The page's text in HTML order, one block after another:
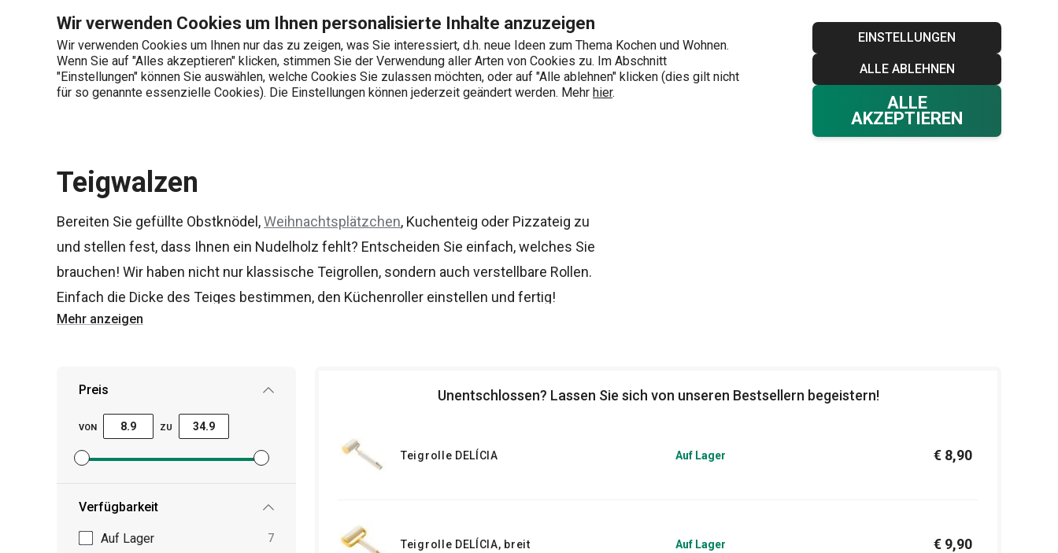
Wir verwenden Cookies um Ihnen personalisierte Inhalte anzuzeigen
Wir verwenden Cookies um Ihnen nur das zu zeigen, was Sie interessiert, d.h. neue Ideen zum Thema Kochen und Wohnen.
Wenn Sie auf "Alles akzeptieren" klicken, stimmen Sie der Verwendung aller Arten von Cookies zu. Im Abschnitt
"Einstellungen" können Sie auswählen, welche Cookies Sie zulassen möchten, oder auf "Alle ablehnen" klicken (dies gilt nicht
für so genannte essenzielle Cookies). Die Einstellungen können jederzeit geändert werden. Mehr hier.
EINSTELLUNGEN
ALLE ABLEHNEN
ALLE
AKZEPTIEREN
Zum Hauptinhalt springen
Zur Suche springen
Zur Navigation springen
Tescoma Club Garantie Kontakt
Produktkategorien +436 703 082 960
Mo-Fr 08:00-16:00
Wonach suchen Sie? Favoriten Einloggen
0 Ihr Warenkorb
€ 0,00
Teigwalzen
Bereiten Sie gefüllte Obstknödel,Weihnachtsplätzchen, Kuchenteig oder Pizzateig zu
und stellen fest, dass Ihnen ein Nudelholz fehlt? Entscheiden Sie einfach, welches Sie
brauchen! Wir haben nicht nur klassische Teigrollen, sondern auch verstellbare Rollen.
Einfach die Dicke des Teiges bestimmen, den Küchenroller einstellen und fertig!
Mehr anzeigen
Preis
VON ZU
Mindestpreisfilter festlegen
Höchstpreisfilter festlegen
Verfügbarkeit
Auf Lager 7
Unentschlossen? Lassen Sie sich von unseren Bestsellern begeistern!
Teigrolle DELÍCIA Auf Lager € 8,90
Teigrolle DELÍCIA, breit Auf Lager € 9,90